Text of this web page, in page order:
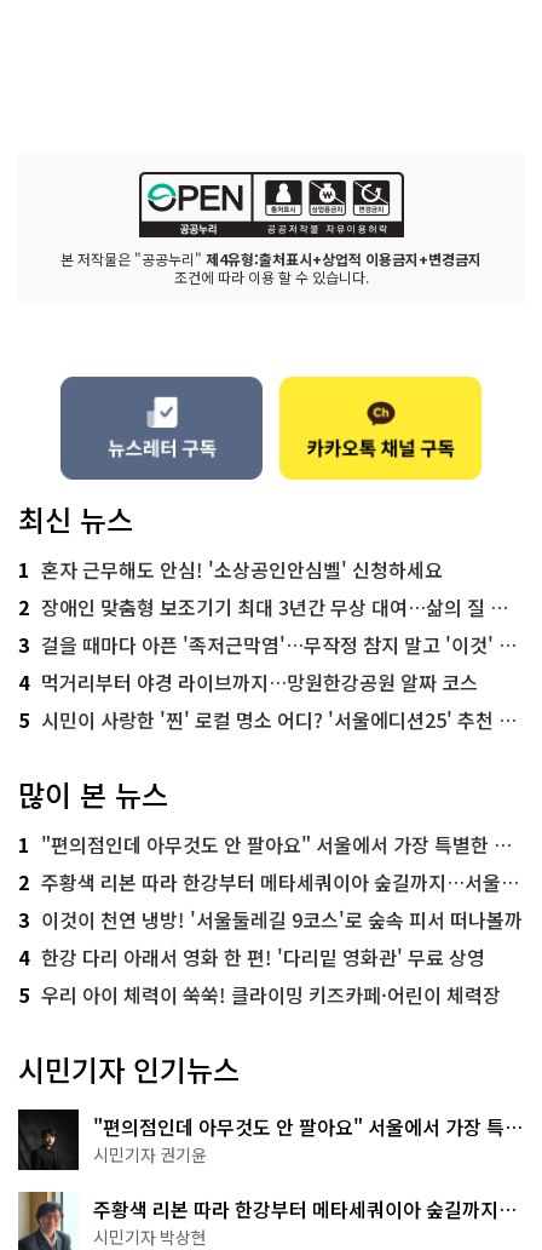
본 저작물은 "공공누리" 제4유형:출처표시+상업적 이용금지+변경금지
조건에 따라 이용 할 수 있습니다.
최신 뉴스
1 혼자 근무해도 안심! '소상공인안심벨' 신청하세요
2 장애인 맞춤형 보조기기 최대 3년간 무상 대여…삶의 질 높인다
3 걸을 때마다 아픈 '족저근막염'…무작정 참지 말고 '이것' 해보세요!
4 먹거리부터 야경 라이브까지…망원한강공원 알짜 코스
5 시민이 사랑한 '찐' 로컬 명소 어디? '서울에디션25' 추천 코스
많이 본 뉴스
1 "편의점인데 아무것도 안 팔아요" 서울에서 가장 특별한 편의점의 정체
2 주황색 리본 따라 한강부터 메타세쿼이아 숲길까지…서울둘레길 15코스
3 이것이 천연 냉방! '서울둘레길 9코스'로 숲속 피서 떠나볼까
4 한강 다리 아래서 영화 한 편! '다리밑 영화관' 무료 상영
5 우리 아이 체력이 쑥쑥! 클라이밍 키즈카페·어린이 체력장
시민기자 인기뉴스
"편의점인데 아무것도 안 팔아요" 서울에서 가장 특별
한 편의점의 정체
시민기자 권기윤
주황색 리본 따라 한강부터 메타세쿼이아 숲길까지…
서울둘레길 15코스
시민기자 박상현